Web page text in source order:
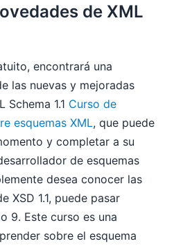
de XML
encontrará una
las nuevas y mejoradas
Schema 1.1 Curso de
esquemas XML, que puede
y completar a su
de esquemas
desea conocer las
XSD 1.1, puede pasar
9. Este curso es una
sobre el esquema